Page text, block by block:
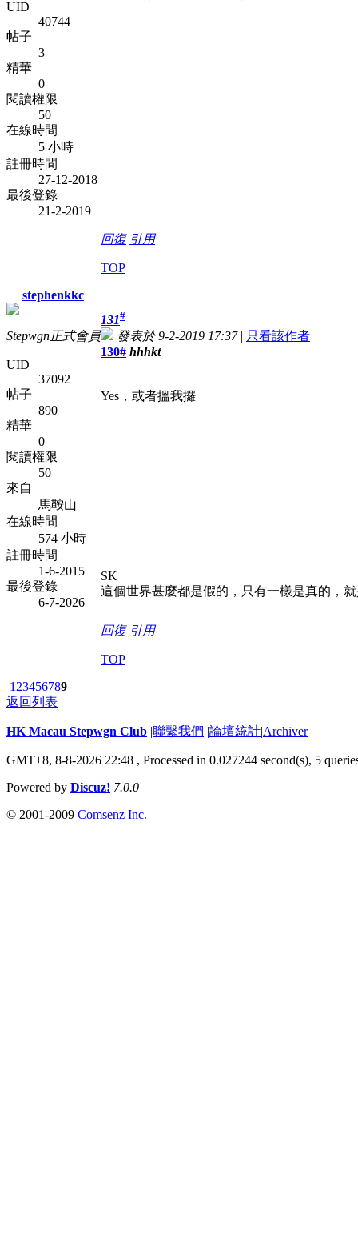
UID
40744
帖子
3
精華
0
閱讀權限
50
在線時間
5 小時
註冊時間
27-12-2018
最後登錄
21-2-2019
回復 引用
TOP
stephenkkc
Stepwgn正式會員
UID
37092
帖子
890
精華
0
閱讀權限
50
來自
馬鞍山
在線時間
574 小時
註冊時間
1-6-2015
最後登錄
6-7-2026
131#
發表於 9-2-2019 17:37| 只看該作者
130# hhhkt
Yes，或者搵我攞
SK
這個世界甚麼都是假的，只有一樣是真的，
回復 引用
TOP
1 23456789
返回列表
HK Macau Stepwgn Club |聯繫我們 |論壇統計|Archiver
GMT+8, 8-8-2026 22:48 , Processed in 0.027244 second(s), 5
Powered by Discuz! 7.0.0
© 2001-2009 Comsenz Inc.